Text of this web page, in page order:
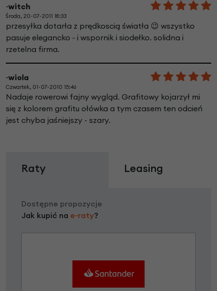
~witch
Środa, 20-07-2011 18:33
przesyłka dotarła z prędkoscią światła 😉 wszystko
pasuje elegancko - i wspornik i siodełko. solidna i
rzetelna firma.
~wiola
Czwartek, 01-07-2010 15:46
Nadaje rowerowi fajny wygląd. Grafitowy kojarzył mi
się z kolorem grafitu ołówka a tym czasem ten odcień
jest chyba jaśniejszy - szary.
Raty Leasing
Dostępne propozycje
Jak kupić na e-raty?